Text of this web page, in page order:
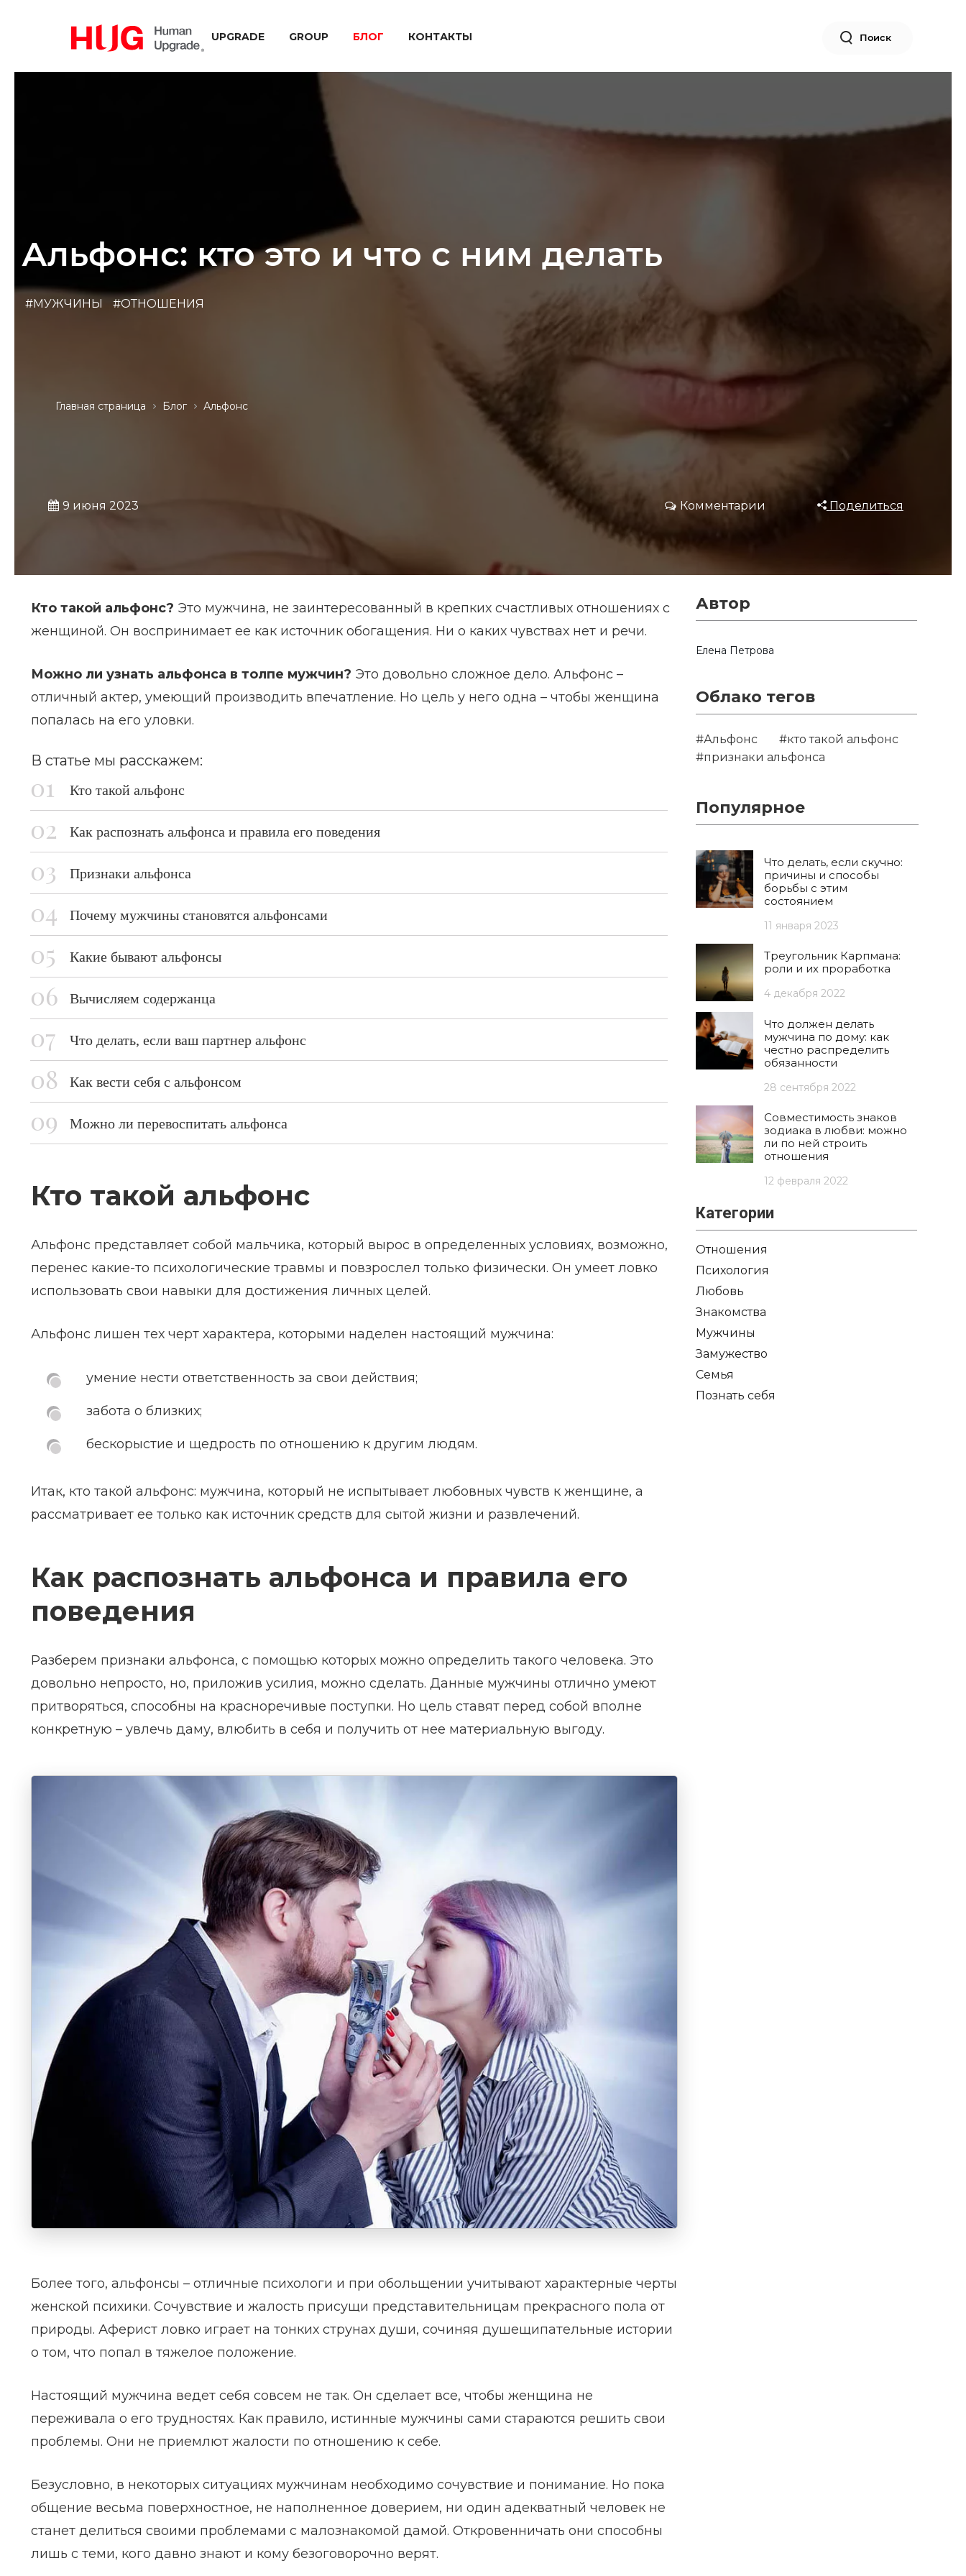
UPGRADE GROUP БЛОГ КОНТАКТЫ Поиск
Главная страница Блог Альфонс
Альфонс: кто это и что с ним делать
#МУЖЧИНЫ #ОТНОШЕНИЯ
9 июня 2023 Комментарии Поделиться
Кто такой альфонс? Это мужчина, не заинтересованный в крепких счастливых отношениях с
женщиной. Он воспринимает ее как источник обогащения. Ни о каких чувствах нет и речи.
Можно ли узнать альфонса в толпе мужчин? Это довольно сложное дело. Альфонс –
отличный актер, умеющий производить впечатление. Но цель у него одна – чтобы женщина
попалась на его уловки.
В статье мы расскажем:
Кто такой альфонс
Как распознать альфонса и правила его поведения
Признаки альфонса
Почему мужчины становятся альфонсами
Какие бывают альфонсы
Вычисляем содержанца
Что делать, если ваш партнер альфонс
Как вести себя с альфонсом
Можно ли перевоспитать альфонса
Кто такой альфонс
Альфонс представляет собой мальчика, который вырос в определенных условиях, возможно,
перенес какие-то психологические травмы и повзрослел только физически. Он умеет ловко
использовать свои навыки для достижения личных целей.
Альфонс лишен тех черт характера, которыми наделен настоящий мужчина:
умение нести ответственность за свои действия;
забота о близких;
бескорыстие и щедрость по отношению к другим людям.
Итак, кто такой альфонс: мужчина, который не испытывает любовных чувств к женщине, а
рассматривает ее только как источник средств для сытой жизни и развлечений.
Как распознать альфонса и правила его
поведения
Разберем признаки альфонса, с помощью которых можно определить такого человека. Это
довольно непросто, но, приложив усилия, можно сделать. Данные мужчины отлично умеют
притворяться, способны на красноречивые поступки. Но цель ставят перед собой вполне
конкретную – увлечь даму, влюбить в себя и получить от нее материальную выгоду.
Более того, альфонсы – отличные психологи и при обольщении учитывают характерные черты
женской психики. Сочувствие и жалость присущи представительницам прекрасного пола от
природы. Аферист ловко играет на тонких струнах души, сочиняя душещипательные истории
о том, что попал в тяжелое положение.
Настоящий мужчина ведет себя совсем не так. Он сделает все, чтобы женщина не
переживала о его трудностях. Как правило, истинные мужчины сами стараются решить свои
проблемы. Они не приемлют жалости по отношению к себе.
Безусловно, в некоторых ситуациях мужчинам необходимо сочувствие и понимание. Но пока
общение весьма поверхностное, не наполненное доверием, ни один адекватный человек не
станет делиться своими проблемами с малознакомой дамой. Откровенничать они способны
лишь с теми, кого давно знают и кому безоговорочно верят.
Автор
Елена Петрова
Облако тегов
#Альфонс
#кто такой альфонс
#признаки альфонса
Популярное
Что делать, если скучно:
причины и способы
борьбы с этим
состоянием
11 января 2023
Треугольник Карпмана:
роли и их проработка
4 декабря 2022
Что должен делать
мужчина по дому: как
честно распределить
обязанности
28 сентября 2022
Совместимость знаков
зодиака в любви: можно
ли по ней строить
отношения
12 февраля 2022
Категории
Отношения
Психология
Любовь
Знакомства
Мужчины
Замужество
Семья
Познать себя